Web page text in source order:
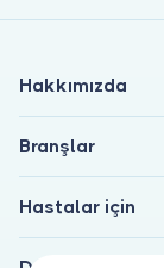
Hakkımızda
Branşlar
Hastalar için